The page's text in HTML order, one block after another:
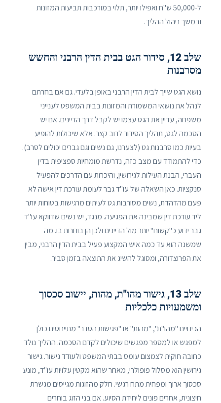
ל-50,000 ש"ח ואפילו יותר, תלוי במורכבות תביעות המזונות
ובמשך ניהול ההליך.
שלב 12, סידור הגט בבית הדין הרבני והחשש
מסרבנות
נושא הגט שייך לבית הדין הרבני באופן בלעדי. גם אם בחרתם
לנהל את נושאי המשמורת והמזונות בבית המשפט לענייני
משפחה, עדיין את הגט עצמו יש לקבל דרך הדיינים. אם יש
הסכמה לגט, תהליך הסידור לרוב קצר. אלא שיכולות להופיע
בעיות כמו סרבנות גט (לצערנו, גם נשים וגם גברים יכולים לסרב).
כדי להתמודד עם מצב כזה, נדרשת מומחיות ספציפית בדין
העברי, הבנת העילות לגירושין, והיכרות עם הדרכים להפעיל
סנקציות. כאן השאלה של עו"ד גבר לעומת עורכת דין אישה לא
פעם מהדהדת, נשים מסורבות גט לעיתים מרגישות בטוחות יותר
ליד עורכת דין שמבינה את הפגיעה. מנגד, יש נשים שדווקא עו"ד
גבר ידוע כ"קשוח" יותר מול הדיינים ולכן הן בוחרות בו. מה
שמשנה הוא עד כמה איש המקצוע פעיל בבית הדין הרבני, מבין
את הפרוצדורה, ומסוגל להשיג את התוצאה בזמן סביר.
שלב 13, גישור מהו"ת, מהות, יישוב סכסוך
ומשמעויות כלכליות
הכינויים "מהו"ת", "מהות" או "פגישות הסדר" מתייחסים כולן
למפגש או למספר מפגשים שיכולים לקדם הסכמה. ההליך נולד
כחובה חוקית לצמצום עומס בבתי המשפט ולעודד גישור. גישור
גירושין הוא מסלול פופולרי, מאחר שהוא מקטין עלויות עו"ד, מונע
סכסוך ארוך ומפחית מתח רגשי. חלק מהזוגות מגייסים מגשרת
חיצונית, אחרים פונים ליחידת הסיוע. אם בני הזוג בוחרים